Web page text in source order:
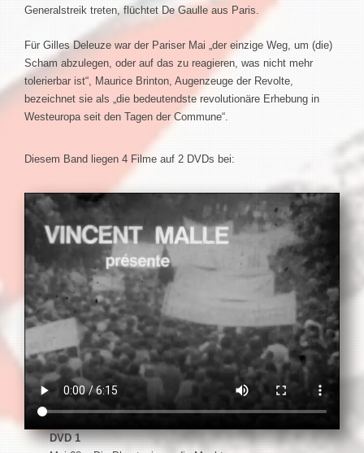
Generalstreik treten, flüchtet De Gaulle aus Paris.
Für Gilles Deleuze war der Pariser Mai „der einzige Weg, um (die)
Scham abzulegen, oder auf das zu reagieren, was nicht mehr
tolerierbar ist“, Maurice Brinton, Augenzeuge der Revolte,
bezeichnet sie als „die bedeutendste revolutionäre Erhebung in
Westeuropa seit den Tagen der Commune“.
Diesem Band liegen 4 Filme auf 2 DVDs bei:
DVD 1